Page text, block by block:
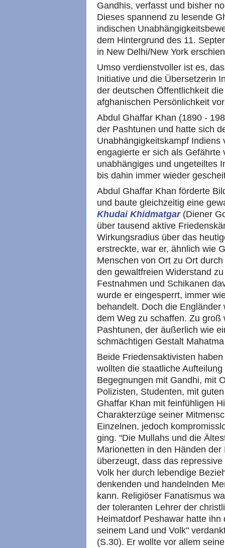
Gandhis, verfasst und bisher
Dieses spannend zu lesende
indischen
dem Hintergrund des 11.
in New Delhi/New York
Umso verdienstvoller ist es,
Initiative und die Übersetzerin
der deutschen Öffentlichkeit
afghanischen Persönlichkeit
Abdul Ghaffar Khan (1890 -
der Pashtunen und hatte sich
Unabhängigkeitskampf
engagierte er sich als Gefährte
unabhängiges und ungeteiltes
bis dahin immer wieder
Abdul Ghaffar Khan förderte
und baute gleichzeitig eine
Khudai Khidmatgar (Diener
über tausend aktive
Wirkungsradius über das
erstreckte, war er, ähnlich wie
Menschen von Ort zu Ort
den gewaltfreien Widerstand
Festnahmen und Schikanen
wurde er eingesperrt, immer
behandelt. Doch die
dem Weg zu schaffen. Zu
Pashtunen, der äußerlich wie
schmächtigen Gestalt
Beide Friedensaktivisten
wollten die staatliche
Begegnungen mit Gandhi, mit
Polizisten, Studenten, mit
Ghaffar Khan mit feinfühligen
Charakterzüge seiner
Einzelnen, jedoch
ging. "Die Mullahs und die
Marionetten in den Händen
überzeugt, dass das
Volk her durch lebendige
denkenden und handelnden
kann. Religiöser Fanatismus
der toleranten Lehrer der
Heimatdorf Peshawar hatte
seinem Land und Volk"
(S.30). Er wollte vor allem